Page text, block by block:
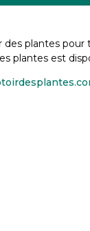
plantes
plantes est